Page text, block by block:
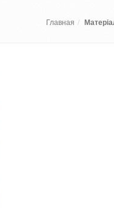
Главная